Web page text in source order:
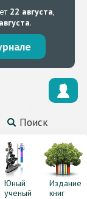
22 августа,
.
Поиск
Юный
ученый
Издание
книг